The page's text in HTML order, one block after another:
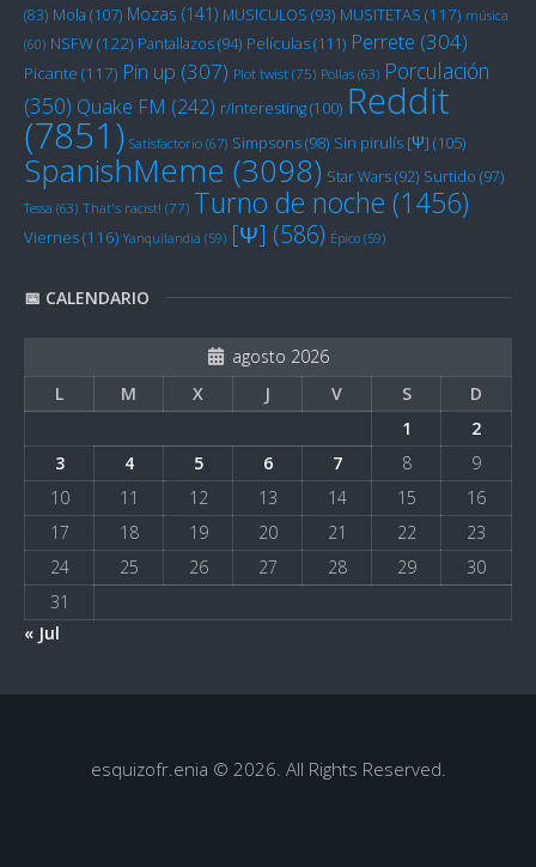
(83) Mola (107) Mozas (141) MUSICULOS (93) MUSITETAS (117) música
(60) NSFW(122) Pantallazos(94) Películas(111) Perrete (304)
Picante (117) Pin up (307) Plot twist (75) Pollas (63) Porculación
(350) Quake FM (242) r/Interesting(100) Reddit
(7851) Satisfactorio (67) Simpsons(98) Sin pirulís [Ψ] (105)
SpanishMeme (3098) Star Wars(92) Surtido (97)
Tessa (63) That's racist! (77) Turno de noche (1456)
Viernes(116) Yanquilandia (59) [Ψ] (586) Épico (59)
📅 CALENDARIO
agosto 2026
L
M X J V S
D
1
2
3
4 5 6 7 8
9
10
11 12 13 14 15
16
17
18 19 20 21 22
23
24
25 26 27 28 29
30
31
« Jul
esquizofr.enia © 2026. All Rights Reserved.